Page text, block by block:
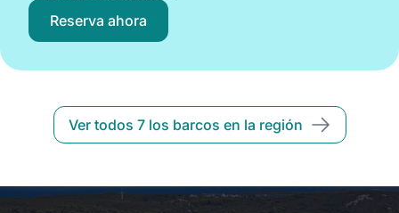
Reserva ahora
Ver todos 7 los barcos en la región